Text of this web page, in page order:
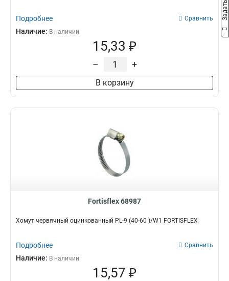
Подробнее Сравнить
Наличие: В наличии
15,33 ₽
– +
В корзину
Fortisflex 68987
Хомут червячный оцинкованный PL-9 (40-60 )/W1 FORTISFLEX
Подробнее Сравнить
Наличие: В наличии
15,57 ₽